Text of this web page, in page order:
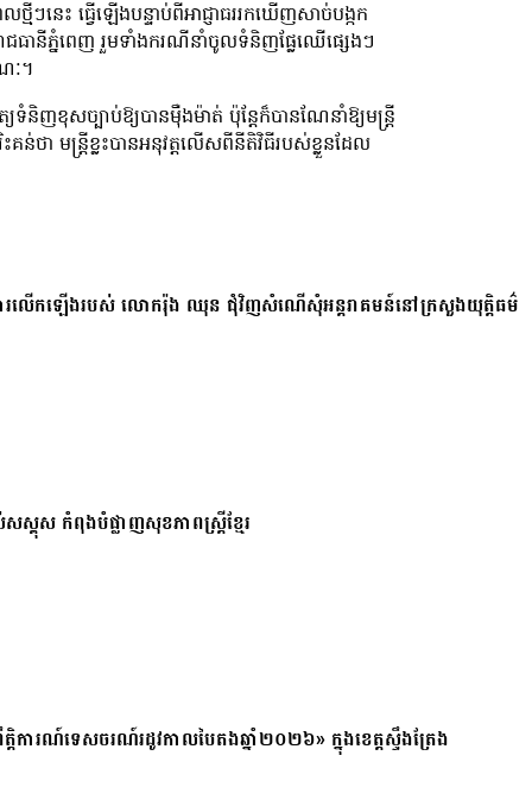
មីៗនេះ ធ្វើឡើងបន្ទាប់ពីអាជ្ញាធររកឃើញសាច់បង្កក
ជធានីភ្នំពេញ រួមទាំងករណីនាំចូលទំនិញផ្លែឈើផ្សេងៗ
ៈ។
យទំនិញខុសច្បាប់ឱ្យបានម៉ឺងម៉ាត់ ប៉ុន្តែក៏បានណែនាំឱ្យមន្រ្តី
គន់ថា មន្រ្តីខ្លះបានអនុវត្តលើសពីនីតិវិធីរបស់ខ្លួនដែល
រលើកឡើងរបស់ លោករ៉ុង ឈុន ជុំវិញសំណើសុំអន្តរាគមន៍នៅក្រសួងយុត្តិធម៌
គុស កំពុងបំផ្លាញសុខភាពស្ត្រីខ្មែរ
ារណ៍ទេសចរណ៍រដូវកាលបៃតងឆ្នាំ២០២៦» ក្នុងខេត្តស្ទឹងត្រែង